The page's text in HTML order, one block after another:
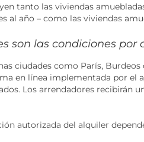
tanto las viviendas
al año – como las viviendas
son las condiciones por
ciudades como París,
en línea implementada por el
Los arrendadores recibirán
autorizada del alquiler